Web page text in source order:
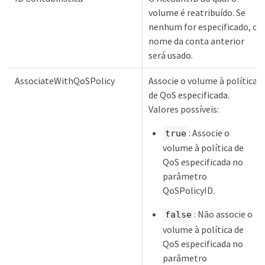
volume é reatribuído. Se
nenhum for especificado, o
nome da conta anterior
será usado.
AssociateWithQoSPolicy
Associe o volume à política
de QoS especificada.
Valores possíveis:
true : Associe o
volume à política de
QoS especificada no
parâmetro
QoSPolicyID.
false : Não associe o
volume à política de
QoS especificada no
parâmetro